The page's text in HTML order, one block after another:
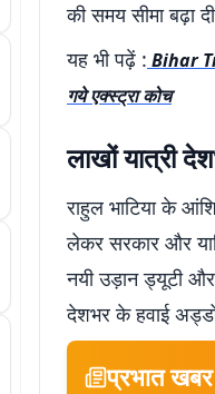
की समय सीमा बढ़ा
यह भी पढ़ें : Bihar
गये एक्स्ट्रा कोच
लाखों यात्री
राहुल भाटिया के
लेकर सरकार और
नयी उड़ान ड्यूटी और
देशभर के हवाई
प्रभात खबर